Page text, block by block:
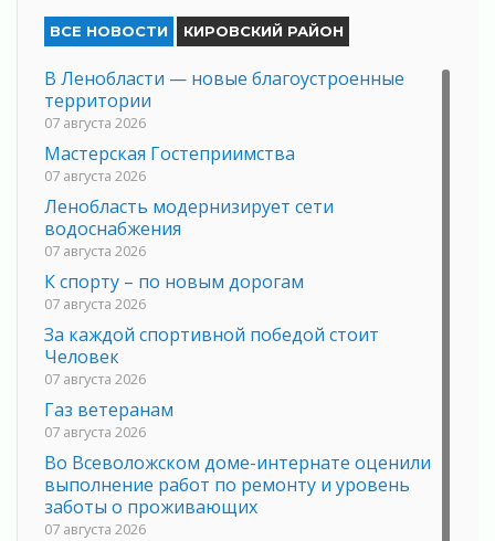
ВСЕ НОВОСТИ КИРОВСКИЙ РАЙОН
В Ленобласти — новые благоустроенные
территории
07 августа 2026
Мастерская Гостеприимства
07 августа 2026
Ленобласть модернизирует сети
водоснабжения
07 августа 2026
К спорту – по новым дорогам
07 августа 2026
За каждой спортивной победой стоит
Человек
07 августа 2026
Газ ветеранам
07 августа 2026
Во Всеволожском доме-интернате оценили
выполнение работ по ремонту и уровень
заботы о проживающих
07 августа 2026